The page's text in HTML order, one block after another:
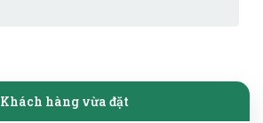
Khách hàng vừa đặt